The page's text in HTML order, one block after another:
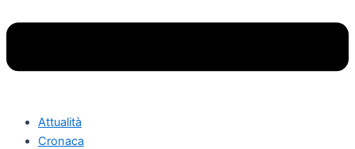
Attualità
Cronaca